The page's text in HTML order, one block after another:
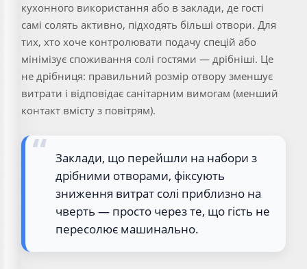
кухонного використання або в заклади, де гості
самі солять активно, підходять більші отвори. Для
тих, хто хоче контролювати подачу спецій або
мінімізує споживання солі гостями — дрібніші. Це
не дрібниця: правильний розмір отвору зменшує
витрати і відповідає санітарним вимогам (менший
контакт вмісту з повітрям).
Заклади, що перейшли на набори з
дрібними отворами, фіксують
зниження витрат солі приблизно на
чверть — просто через те, що гість не
пересолює машинально.